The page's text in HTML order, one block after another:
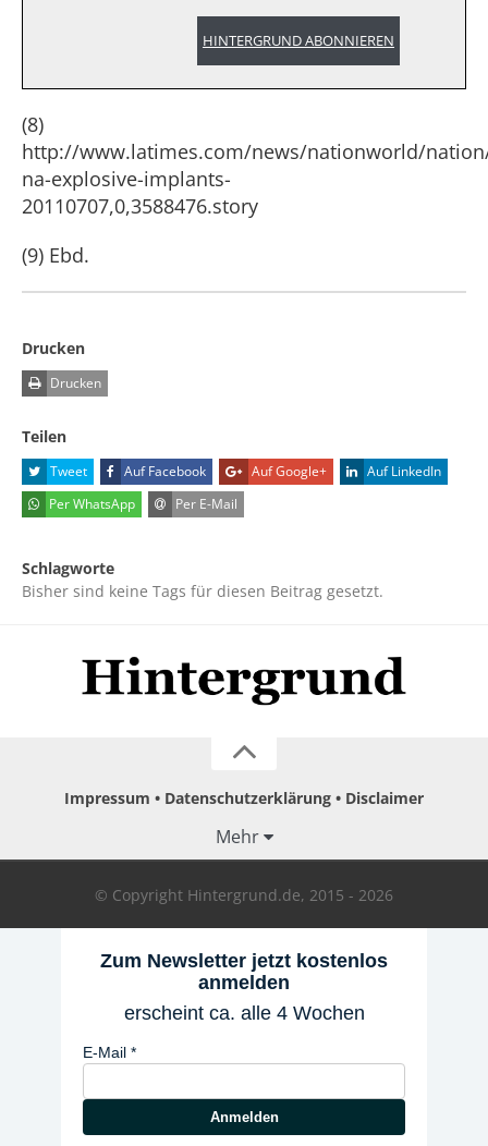
HINTERGRUND ABONNIEREN
(8)
http://www.latimes.com/news/nationworld/
na-explosive-implants-
20110707,0,3588476.story
(9) Ebd.
Drucken
Drucken
Teilen
Tweet Auf Facebook Auf Google+
Auf LinkedIn
Per WhatsApp
Per E-Mail
Schlagworte
Bisher sind keine Tags für diesen Beitrag gesetzt.
Impressum Datenschutzerklärung Disclaimer
Mehr
© Copyright Hintergrund.de, 2015 - 2026
Zum Newsletter jetzt kostenlos
anmelden
erscheint ca. alle 4 Wochen
E-Mail
Anmelden